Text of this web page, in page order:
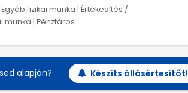
fizikai munka | Értékesítés /
munka | Pénztáros
alapján? Készíts állásértesítőt!